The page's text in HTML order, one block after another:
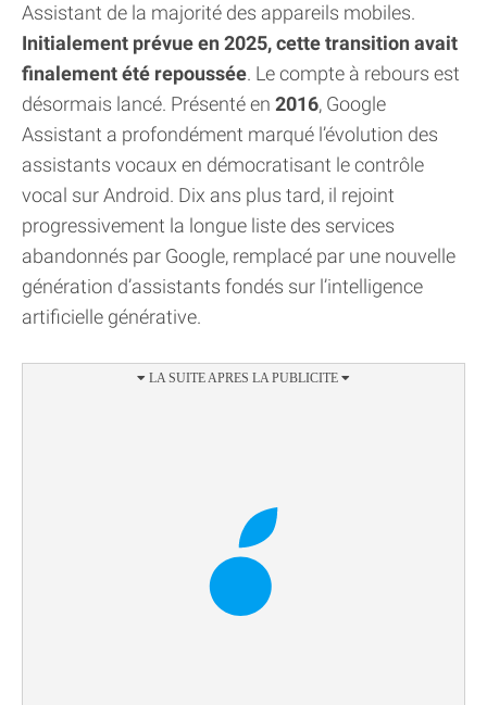
Assistant de la majorité des appareils mobiles.
Initialement prévue en 2025, cette transition avait
finalement été repoussée. Le compte à rebours est
désormais lancé. Présenté en 2016, Google
Assistant a profondément marqué l’évolution des
assistants vocaux en démocratisant le contrôle
vocal sur Android. Dix ans plus tard, il rejoint
progressivement la longue liste des services
abandonnés par Google, remplacé par une nouvelle
génération d’assistants fondés sur l’intelligence
artificielle générative.